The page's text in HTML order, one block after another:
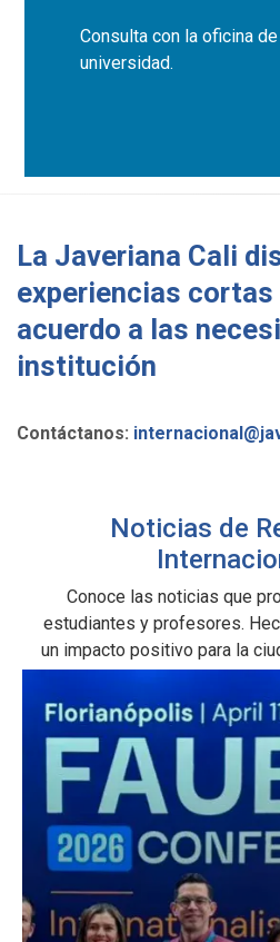
Consulta con la oficina
universidad.
La Javeriana Cali
experiencias cortas
acuerdo a las
institución
Contáctanos:
Noticias de
Conoce las noticias que
estudiantes y profesores.
un impacto positivo para la